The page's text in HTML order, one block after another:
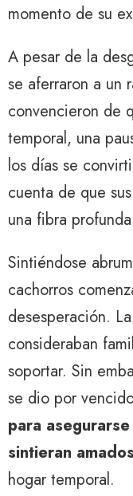
momento de su
A pesar de la
se aferraron a un
convencieron de
temporal, una
los días se
cuenta de que
una fibra
Sintiéndose
cachorros
desesperación.
consideraban
soportar. Sin
se dio por
para
sintieran
hogar temporal.